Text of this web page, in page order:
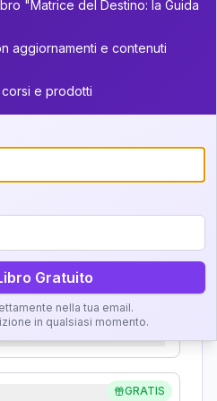
e
leggere la definizione e
GRATIS
"Matrice del Destino: la Guida
aggiornamenti e contenuti
e prodotti
Gratuito
nella tua email.
in qualsiasi momento.